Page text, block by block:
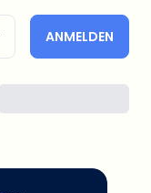
ANMELDEN